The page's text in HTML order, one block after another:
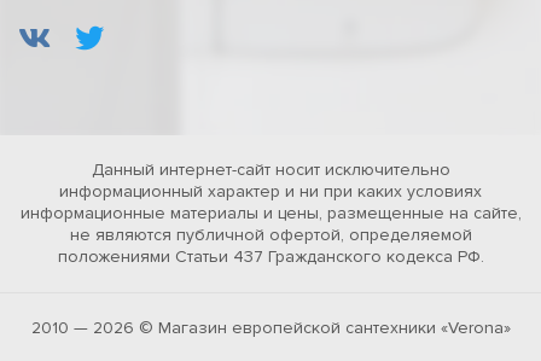
Данный интернет-сайт носит исключительно
информационный характер и ни при каких условиях
информационные материалы и цены, размещенные на сайте,
не являются публичной офертой, определяемой
положениями Статьи 437 Гражданского кодекса РФ.
2010 — 2026 © Магазин европейской сантехники «Verona»